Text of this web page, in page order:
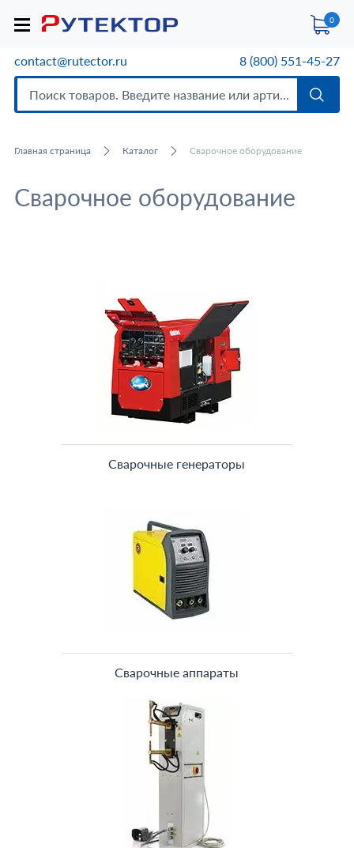
0
contact@rutector.ru 8 (800) 551-45-27
Главная страница Каталог Сварочное оборудование
Сварочное оборудование
Сварочные генераторы
Сварочные аппараты